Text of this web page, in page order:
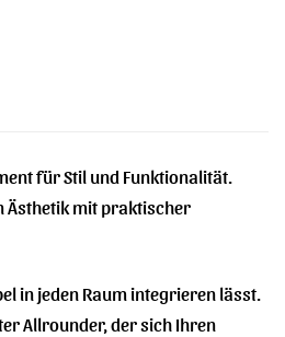
für Stil und Funktionalität.
Ästhetik mit praktischer
in jeden Raum integrieren lässt.
Allrounder, der sich Ihren